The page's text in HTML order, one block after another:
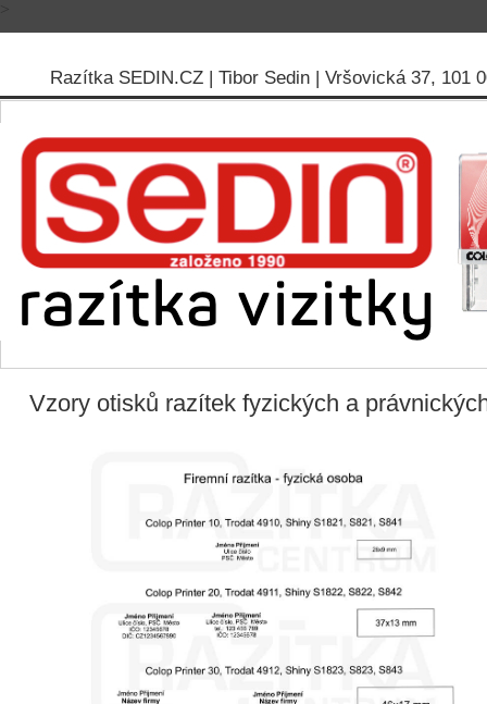
>
Razítka SEDIN.CZ | Tibor Sedin | Vršovická 37, 101
Vzory otisků razítek fyzických a